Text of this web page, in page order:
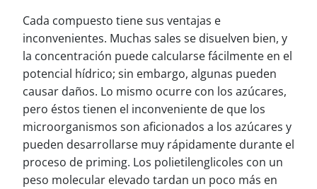
Cada compuesto tiene sus ventajas e
inconvenientes. Muchas sales se disuelven bien, y
la concentración puede calcularse fácilmente en el
potencial hídrico; sin embargo, algunas pueden
causar daños. Lo mismo ocurre con los azúcares,
pero éstos tienen el inconveniente de que los
microorganismos son aficionados a los azúcares y
pueden desarrollarse muy rápidamente durante el
proceso de priming. Los polietilenglicoles con un
peso molecular elevado tardan un poco más en